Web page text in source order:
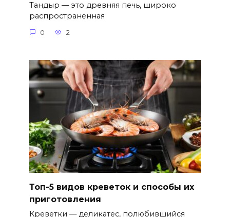
Тандыр — это древняя печь, широко
распространенная
0 2
Топ-5 видов креветок и способы их
приготовления
Креветки — деликатес, полюбившийся